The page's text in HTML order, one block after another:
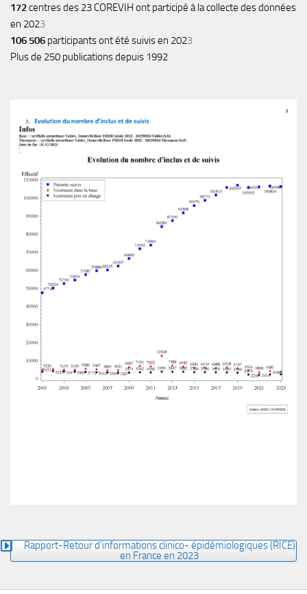
172centres des 23 COREVIH ont participé à la collecte des données
en 2023
106 506 participants ont été suivis en 2023
Plus de 250 publications depuis 1992
Rapport-Retour d’informations clinico- épidémiologiques (RICE)
en France en 2023